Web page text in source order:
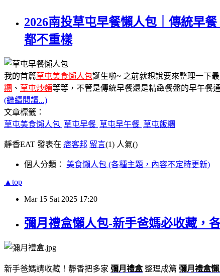
2026南投草屯早餐懶人包｜傳統早
都不重樣
我的首篇草屯美食懶人包誕生啦~ 之前就想說要來整理一下
糰 、 草屯炒麵等等，不管是傳統早餐還是精緻餐盤的早午餐
(繼續閱讀...)
文章標籤：
草屯美食懶人包 草屯早餐 草屯早午餐 草屯飯糰
靜香EAT 發表在 痞客邦 留言(1) 人氣()
個人分類： 美食懶人包 (各種主題，內容不定時更新)
▲top
Mar 15 Sat 2025 17:20
彌月禮盒懶人包-新手爸媽必收藏，
新手爸媽請收藏！靜香把多家 彌月禮盒 整理成篇 彌月禮盒